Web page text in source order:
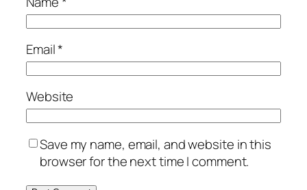
Email*
Website
Save my name, email, and website in this
browser for the next time I comment.